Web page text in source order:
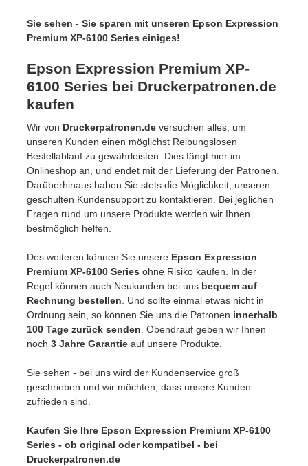
Sie sehen - Sie sparen mit unseren Epson Expression
Premium XP-6100 Series einiges!
Epson Expression Premium XP-
6100 Series bei Druckerpatronen.de
kaufen
Wir von Druckerpatronen.de versuchen alles, um
unseren Kunden einen möglichst Reibungslosen
Bestellablauf zu gewährleisten. Dies fängt hier im
Onlineshop an, und endet mit der Lieferung der Patronen.
Darüberhinaus haben Sie stets die Möglichkeit, unseren
geschulten Kundensupport zu kontaktieren. Bei jeglichen
Fragen rund um unsere Produkte werden wir Ihnen
bestmöglich helfen.
Des weiteren können Sie unsere Epson Expression
Premium XP-6100 Series ohne Risiko kaufen. In der
Regel können auch Neukunden bei uns bequem auf
Rechnung bestellen . Und sollte einmal etwas nicht in
Ordnung sein, so können Sie uns die Patronen innerhalb
100 Tage zurück senden . Obendrauf geben wir Ihnen
noch 3 Jahre Garantie auf unsere Produkte.
Sie sehen - bei uns wird der Kundenservice groß
geschrieben und wir möchten, dass unsere Kunden
zufrieden sind.
Kaufen Sie Ihre Epson Expression Premium XP-6100
Series - ob original oder kompatibel - bei
Druckerpatronen.de